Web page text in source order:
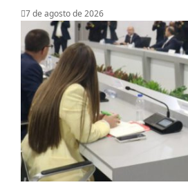
7 de agosto de 2026